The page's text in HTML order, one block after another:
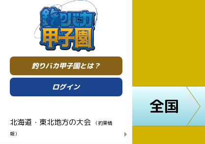
釣りバカ甲子園とは？
ログイン
北海道・東北地方の大会
（釣果情
報）
全国